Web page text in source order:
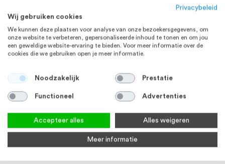
Privacybeleid
Wij gebruiken cookies
We kunnen deze plaatsen voor analyse van onze bezoekersgegevens, om
onze website te verbeteren, gepersonaliseerde inhoud te tonen en om jou
een geweldige website-ervaring te bieden. Voor meer informatie over de
cookies die we gebruiken open je meer informatie.
Noodzakelijk Prestatie
Functioneel Advertenties
Accepteer alles Alles weigeren
Meer informatie